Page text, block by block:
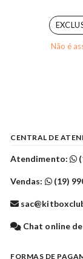
Não é
CENTRAL DE
Atendimento:
Vendas: (19)
Chat online de
FORMAS DE